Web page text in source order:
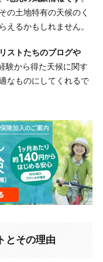
の土地特有の天候のく
えるかもしれません。
ストたちのブログや
験から得た天候に関す
なものにしてくれるで
とその理由